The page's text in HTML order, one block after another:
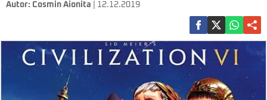
Autor: Cosmin Aionita | 12.12.2019